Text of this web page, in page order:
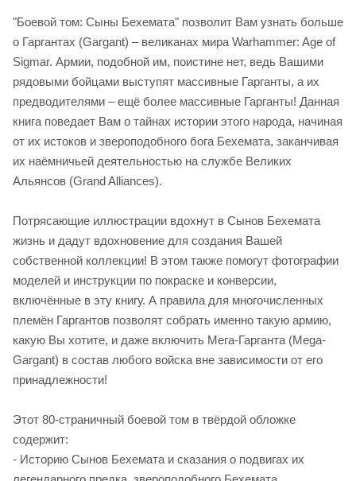
"Боевой том: Сыны Бехемата" позволит Вам узнать больше
о Гаргантах (Gargant) – великанах мира Warhammer: Age of
Sigmar. Армии, подобной им, поистине нет, ведь Вашими
рядовыми бойцами выступят массивные Гарганты, а их
предводителями – ещё более массивные Гарганты! Данная
книга поведает Вам о тайнах истории этого народа, начиная
от их истоков и звероподобного бога Бехемата, заканчивая
их наёмничьей деятельностью на службе Великих
Альянсов (Grand Alliances).
Потрясающие иллюстрации вдохнут в Сынов Бехемата
жизнь и дадут вдохновение для создания Вашей
собственной коллекции! В этом также помогут фотографии
моделей и инструкции по покраске и конверсии,
включённые в эту книгу. А правила для многочисленных
племён Гаргантов позволят собрать именно такую армию,
какую Вы хотите, и даже включить Мега-Гарганта (Mega-
Gargant) в состав любого войска вне зависимости от его
принадлежности!
Этот 80-страничный боевой том в твёрдой обложке
содержит:
- Историю Сынов Бехемата и сказания о подвигах их